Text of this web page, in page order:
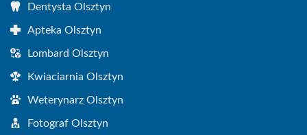
Dentysta Olsztyn
Apteka Olsztyn
Lombard Olsztyn
Kwiaciarnia Olsztyn
Weterynarz Olsztyn
Fotograf Olsztyn